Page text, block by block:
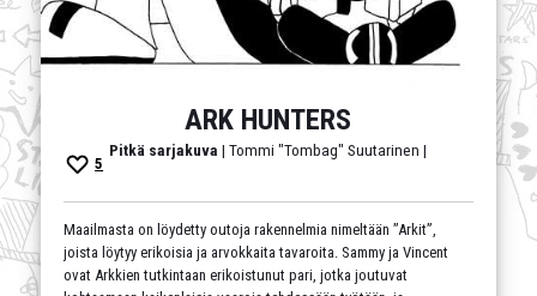
ARK HUNTERS
Pitkä sarjakuva | Tommi "Tombag" Suutarinen |
5
Maailmasta on löydetty outoja rakennelmia nimeltään ”Arkit”,
joista löytyy erikoisia ja arvokkaita tavaroita. Sammy ja Vincent
ovat Arkkien tutkintaan erikoistunut pari, jotka joutuvat